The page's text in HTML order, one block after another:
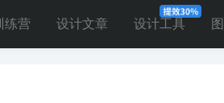
练营 设计文章 设计工具